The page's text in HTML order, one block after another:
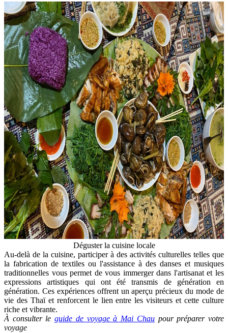
Déguster la cuisine locale
Au-delà de la cuisine, participer à des activités culturelles telles que
la fabrication de textiles ou l'assistance à des danses et musiques
traditionnelles vous permet de vous immerger dans l'artisanat et les
expressions artistiques qui ont été transmis de génération en
génération. Ces expériences offrent un aperçu précieux du mode de
vie des Thaï et renforcent le lien entre les visiteurs et cette culture
riche et vibrante.
À consulter leguide de voyage à Mai Chaupour préparer votre
voyage